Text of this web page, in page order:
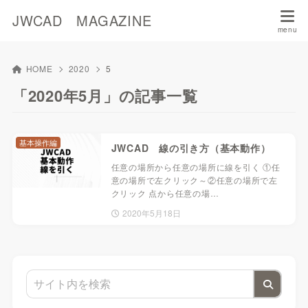
JWCAD MAGAZINE
HOME 2020 5
「2020年5月」の記事一覧
JWCAD 線の引き方（基本動作）
任意の場所から任意の場所に線を引く ①任
意の場所で左クリック～②任意の場所で左
クリック 点から任意の場…
2020年5月18日
基本操作編